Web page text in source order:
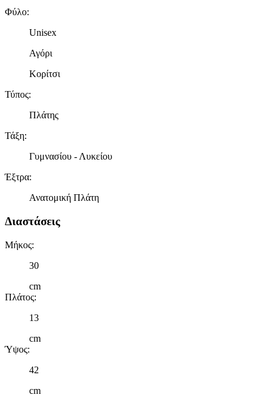
Φύλο:
Unisex
Αγόρι
Κορίτσι
Τύπος:
Πλάτης
Τάξη:
Γυμνασίου - Λυκείου
Έξτρα:
Ανατομική Πλάτη
Διαστάσεις
Μήκος:
30
cm
Πλάτος:
13
cm
Ύψος:
42
cm